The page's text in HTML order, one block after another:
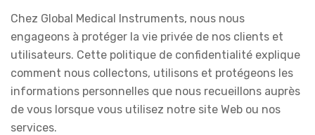
Chez Global Medical Instruments, nous nous
engageons à protéger la vie privée de nos clients et
utilisateurs. Cette politique de confidentialité explique
comment nous collectons, utilisons et protégeons les
informations personnelles que nous recueillons auprès
de vous lorsque vous utilisez notre site Web ou nos
services.